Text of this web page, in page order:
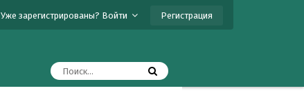
Уже зарегистрированы? Войти Регистрация